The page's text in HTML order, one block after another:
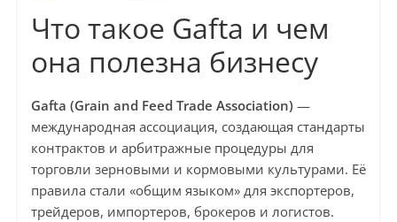
Что такое Gafta и чем
она полезна бизнесу
Gafta (Grain and Feed Trade Association)—
международная ассоциация, создающая стандарты
контрактов и арбитражные процедуры для
торговли зерновыми и кормовыми культурами. Её
правила стали «общим языком» для экспортеров,
трейдеров, импортеров, брокеров и логистов.